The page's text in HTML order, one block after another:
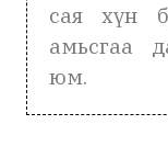
сая хүн
амьсгаа
юм.